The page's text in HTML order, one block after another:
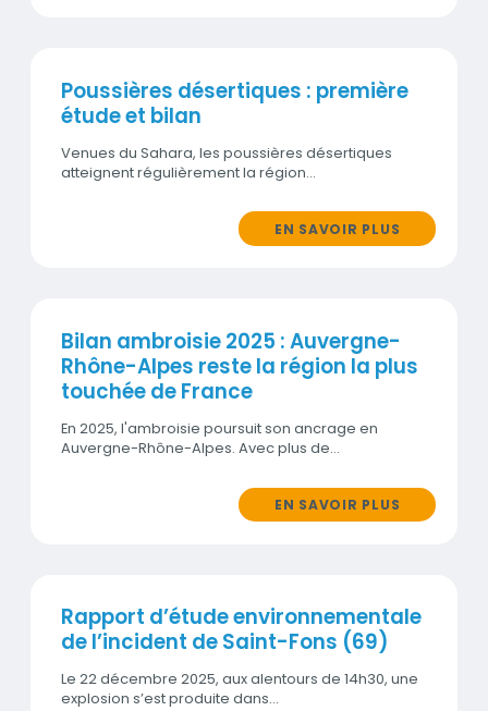
Poussières désertiques : première
étude et bilan
Venues du Sahara, les poussières désertiques
atteignent régulièrement la région…
EN SAVOIR PLUS
Bilan ambroisie 2025 : Auvergne-
Rhône-Alpes reste la région la plus
touchée de France
En 2025, l'ambroisie poursuit son ancrage en
Auvergne-Rhône-Alpes. Avec plus de…
EN SAVOIR PLUS
Rapport d’étude environnementale
de l’incident de Saint-Fons (69)
Le 22 décembre 2025, aux alentours de 14h30, une
explosion s’est produite dans…